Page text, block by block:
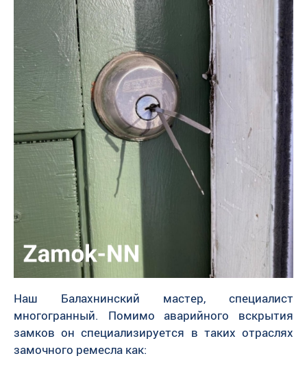
Наш Балахнинский мастер, специалист
многогранный. Помимо аварийного вскрытия
замков он специализируется в таких отраслях
замочного ремесла как: